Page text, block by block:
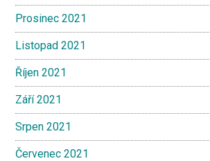
Prosinec 2021
Listopad 2021
Říjen 2021
Září 2021
Srpen 2021
Červenec 2021